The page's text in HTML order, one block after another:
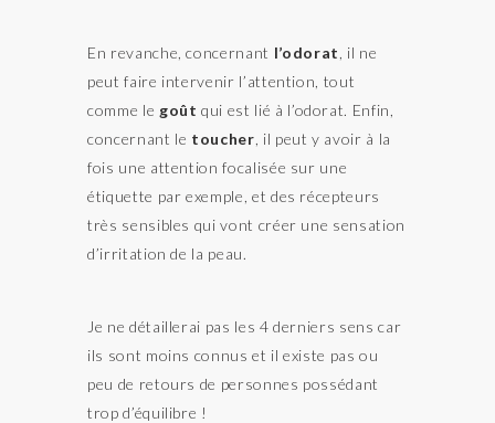
En revanche, concernant l’odorat , il ne
peut faire intervenir l’attention, tout
comme le goûtqui est lié à l’odorat. Enfin,
concernant le toucher , il peut y avoir à la
fois une attention focalisée sur une
étiquette par exemple, et des récepteurs
très sensibles qui vont créer une sensation
d’irritation de la peau.
Je ne détaillerai pas les 4 derniers sens car
ils sont moins connus et il existe pas ou
peu de retours de personnes possédant
trop d’équilibre !